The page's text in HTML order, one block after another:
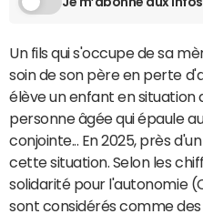
Un fils qui s'occupe de sa
soin de son père en perte
élève un enfant en situation
personne âgée qui épaule
conjointe... En 2025, près
cette situation. Selon les
solidarité pour l'autonomie
sont considérés comme des